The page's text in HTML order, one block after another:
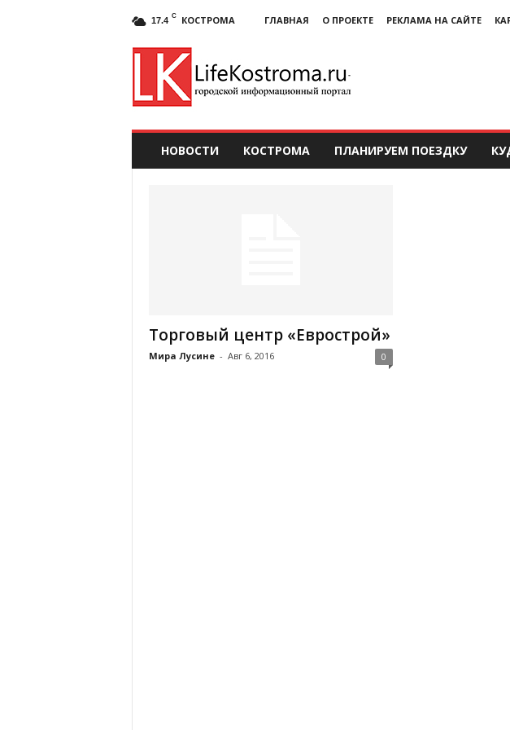
17.4 C КОСТРОМА ГЛАВНАЯ О ПРОЕКТЕ РЕКЛАМА НА САЙТЕ
НОВОСТИ КОСТРОМА ПЛАНИРУЕМ ПОЕЗДКУ
Торговый центр «Еврострой»
Мира Лусине - Авг 6, 2016 0